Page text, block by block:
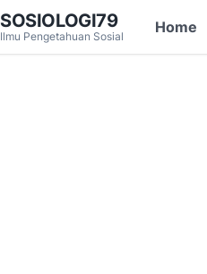
SOSIOLOGI79
Ilmu Pengetahuan Sosial
Home